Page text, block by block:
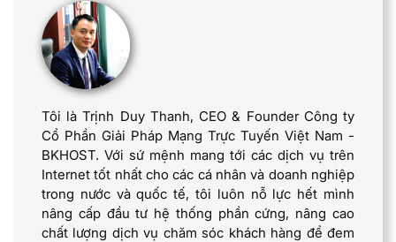
Tôi là Trịnh Duy Thanh, CEO & Founder Công ty
Cổ Phần Giải Pháp Mạng Trực Tuyến Việt Nam -
BKHOST. Với sứ mệnh mang tới các dịch vụ trên
Internet tốt nhất cho các cá nhân và doanh nghiệp
trong nước và quốc tế, tôi luôn nỗ lực hết mình
nâng cấp đầu tư hệ thống phần cứng, nâng cao
chất lượng dịch vụ chăm sóc khách hàng để đem